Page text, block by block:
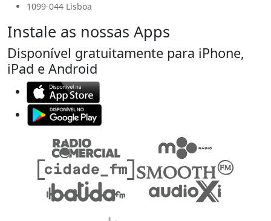
1099-044 Lisboa
Instale as nossas Apps
Disponível gratuitamente para iPhone,
iPad e Android